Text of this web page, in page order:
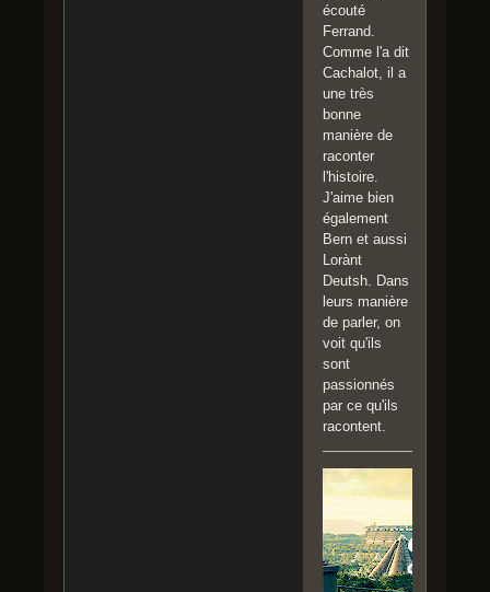
écouté
Ferrand.
Comme l'a dit
Cachalot, il a
une très
bonne
manière de
raconter
l'histoire.
J'aime bien
également
Bern et aussi
Lorànt
Deutsh. Dans
leurs manière
de parler, on
voit qu'ils
sont
passionnés
par ce qu'ils
racontent.